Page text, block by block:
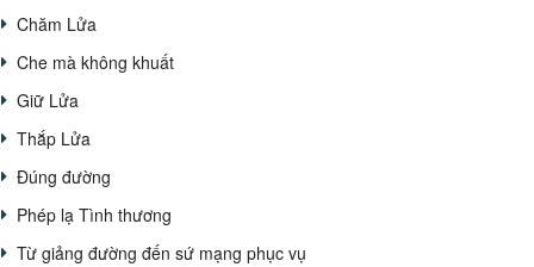
Chăm Lửa
Che mà không khuất
Giữ Lửa
Thắp Lửa
Đúng đường
Phép lạ Tình thương
Từ giảng đường đến sứ mạng phục vụ